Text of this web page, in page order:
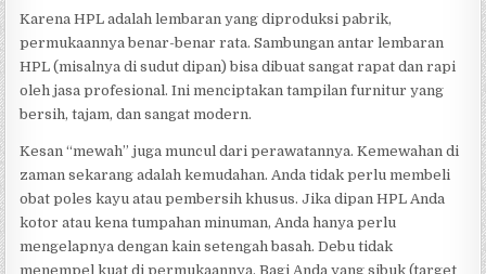
Karena HPL adalah lembaran yang diproduksi pabrik,
permukaannya benar-benar rata. Sambungan antar lembaran
HPL (misalnya di sudut dipan) bisa dibuat sangat rapat dan rapi
oleh jasa profesional. Ini menciptakan tampilan furnitur yang
bersih, tajam, dan sangat modern.
Kesan “mewah” juga muncul dari perawatannya. Kemewahan di
zaman sekarang adalah kemudahan. Anda tidak perlu membeli
obat poles kayu atau pembersih khusus. Jika dipan HPL Anda
kotor atau kena tumpahan minuman, Anda hanya perlu
mengelapnya dengan kain setengah basah. Debu tidak
menempel kuat di permukaannya. Bagi Anda yang sibuk (target